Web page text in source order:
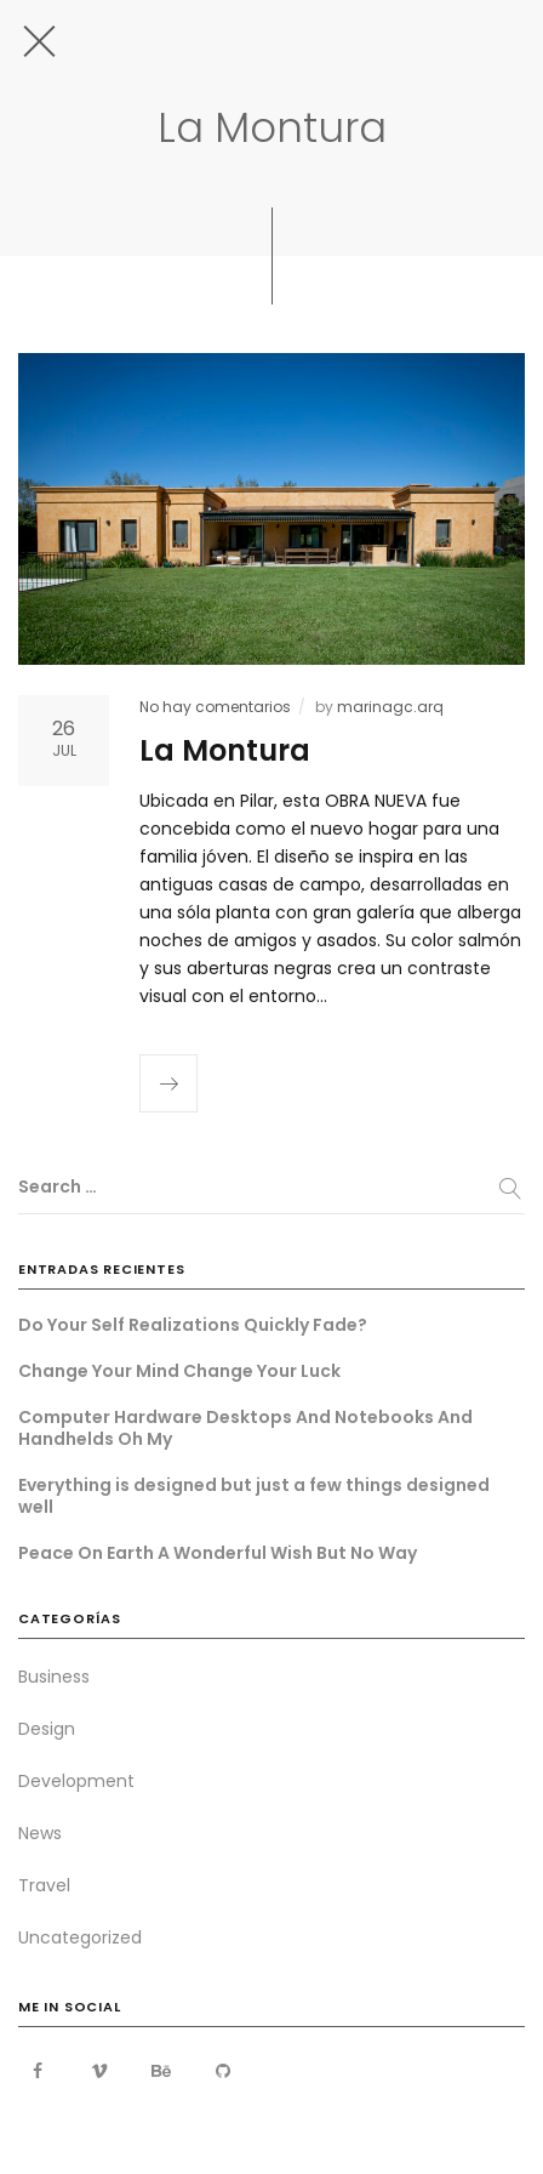
La Montura
26
JUL
No hay comentarios bymarinagc.arq
La Montura
Ubicada en Pilar, esta OBRA NUEVA fue
concebida como el nuevo hogar para una
familia jóven. El diseño se inspira en las
antiguas casas de campo, desarrolladas en
una sóla planta con gran galería que alberga
noches de amigos y asados. Su color salmón
y sus aberturas negras crea un contraste
visual con el entorno…
Search …
ENTRADAS RECIENTES
Do Your Self Realizations Quickly Fade?
Change Your Mind Change Your Luck
Computer Hardware Desktops And Notebooks And
Handhelds Oh My
Everything is designed but just a few things designed
well
Peace On Earth A Wonderful Wish But No Way
CATEGORÍAS
Business
Design
Development
News
Travel
Uncategorized
ME IN SOCIAL